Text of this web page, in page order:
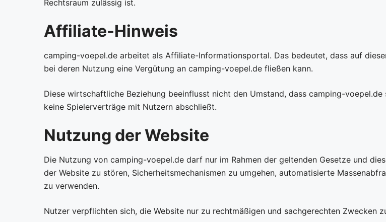
Rechtsraum zulässig ist.
Affiliate-Hinweis
camping-voepel.de arbeitet als Affiliate-Informationsportal. Das bedeutet, dass auf
bei deren Nutzung eine Vergütung an camping-voepel.de fließen kann.
Diese wirtschaftliche Beziehung beeinflusst nicht den Umstand, dass camping-
keine Spielerverträge mit Nutzern abschließt.
Nutzung der Website
Die Nutzung von camping-voepel.de darf nur im Rahmen der geltenden Gesetze und
der Website zu stören, Sicherheitsmechanismen zu umgehen, automatisierte
zu verwenden.
Nutzer verpflichten sich, die Website nur zu rechtmäßigen und sachgerechten Zwecken